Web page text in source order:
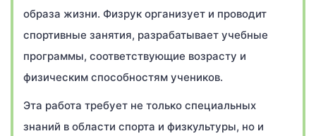
образа жизни. Физрук организует и проводит
спортивные занятия, разрабатывает учебные
программы, соответствующие возрасту и
физическим способностям учеников.
Эта работа требует не только специальных
знаний в области спорта и физкультуры, но и